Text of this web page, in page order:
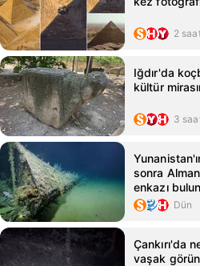
2
Iğdır'da
kültür
3
sonra
enkazı
Dün
Çankırı'da
vaşak